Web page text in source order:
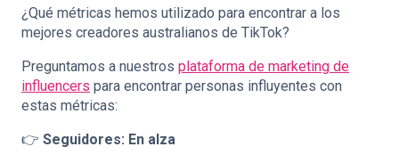
¿Qué métricas hemos utilizado para encontrar a los
mejores creadores australianos de TikTok?
Preguntamos a nuestros plataforma de marketing de
influencers para encontrar personas influyentes con
estas métricas:
👉 Seguidores: En alza